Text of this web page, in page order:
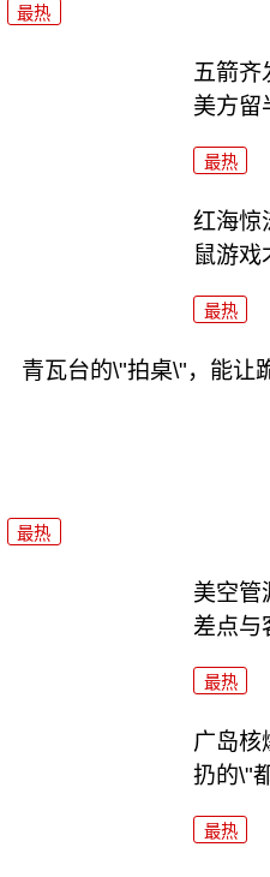
最热
五箭齐
美方留
最热
红海惊
鼠游戏
最热
青瓦台的\"拍桌\"，能让
最热
美空管
差点与
最热
广岛核
扔的\"
最热